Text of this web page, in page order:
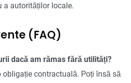
a autorităților locale.
(FAQ)
dacă am rămas fără utilități?
contractuală. Poți însă să